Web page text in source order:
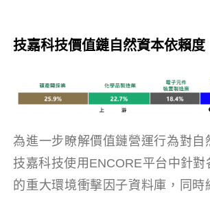
技嘉科技價值鏈自然資本依賴度
為進一步瞭解價值鏈營運行為對自
技嘉科技使用ENCORE平台中針
的重大環境衝擊因子資料庫，同時